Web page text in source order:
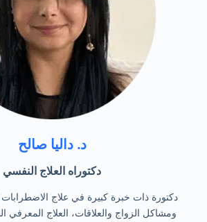
د. داليا صالح
دكتوراه العلاج النفسي
دكتورة ذات خبرة كبيرة في علاج الاضطرابات
ومشاكل الزواج والعلاقات، العلاج المعرفي